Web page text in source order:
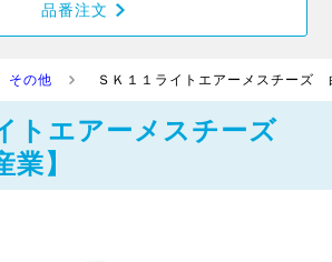
品番注文
その他 ＳＫ１１ライトエアーメスチー
トエアーメスチーズ
】